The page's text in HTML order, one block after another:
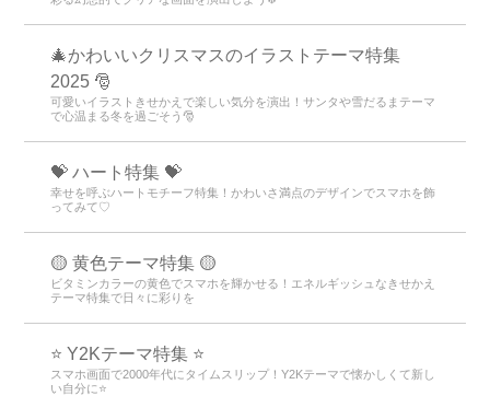
🎄かわいいクリスマスのイラストテーマ特集
2025 🎅
可愛いイラストきせかえで楽しい気分を演出！サンタや雪だるまテーマ
で心温まる冬を過ごそう🎅
💝 ハート特集 💝
幸せを呼ぶハートモチーフ特集！かわいさ満点のデザインでスマホを飾
ってみて♡
🟡 黄色テーマ特集 🟡
ビタミンカラーの黄色でスマホを輝かせる！エネルギッシュなきせかえ
テーマ特集で日々に彩りを
⭐ Y2Kテーマ特集 ⭐
スマホ画面で2000年代にタイムスリップ！Y2Kテーマで懐かしくて新し
い自分に⭐